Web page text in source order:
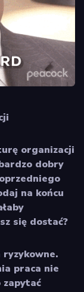
organizacji
dobry
na końcu
się dostać?
praca nie
zapytać